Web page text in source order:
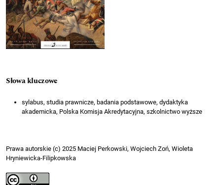
Słowa kluczowe
sylabus, studia prawnicze, badania podstawowe, dydaktyka
akademicka, Polska Komisja Akredytacyjna, szkolnictwo wyższe
Prawa autorskie (c) 2025 Maciej Perkowski, Wojciech Zoń, Wioleta
Hryniewicka-Filipkowska